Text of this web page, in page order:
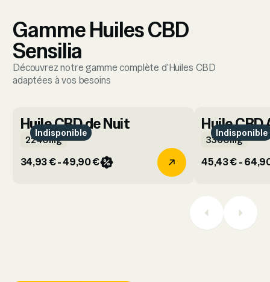
Gamme Huiles CBD
Sensilia
Découvrez notre gamme complète d'Huiles CBD
adaptées à vos besoins
Indisponible
Huile CBD de Nuit
2240mg
34,93 € - 49,90 €
Indisponible
Huile
3360mg
45,43 € -